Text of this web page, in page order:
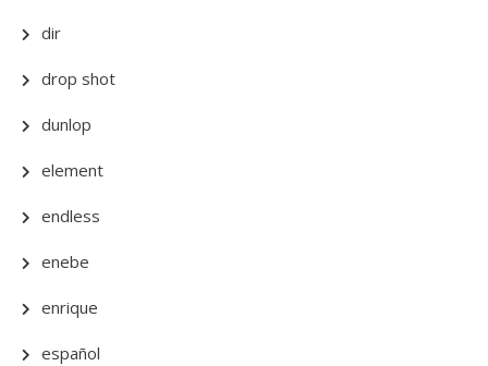
dir
drop shot
dunlop
element
endless
enebe
enrique
español